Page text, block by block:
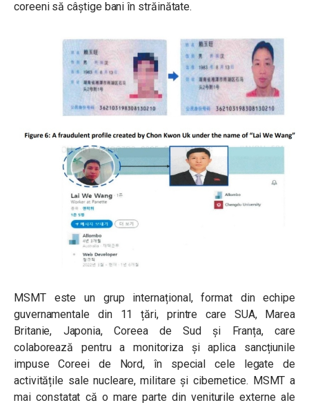
coreeni să câștige bani în străinătate.
MSMT este un grup internațional, format din echipe
guvernamentale din 11 țări, printre care SUA, Marea
Britanie, Japonia, Coreea de Sud și Franța, care
colaborează pentru a monitoriza și aplica sancțiunile
impuse Coreei de Nord, în special cele legate de
activitățile sale nucleare, militare și cibernetice. MSMT a
mai constatat că o mare parte din veniturile externe ale